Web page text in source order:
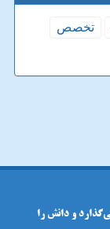
تخصص
و دانش را